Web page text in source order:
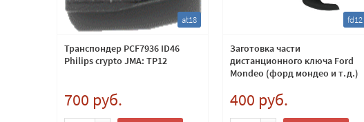
at18
Транспондер PCF7936 ID46
Philips crypto JMA: TP12
700 руб.
fd12
Заготовка части
дистанционного ключа Ford
Mondeo (форд мондео и т.д.)
400 руб.